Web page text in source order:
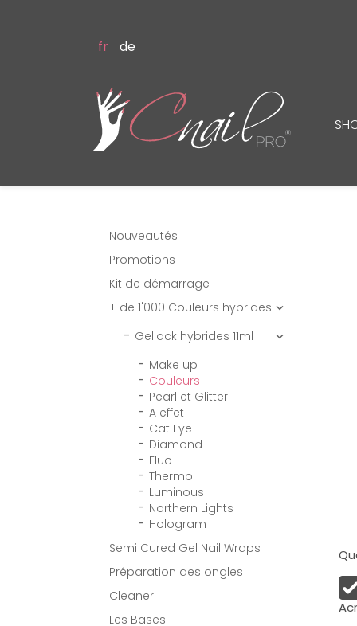
fr de
Nouveautés
Promotions
Kit de démarrage
+ de 1'000 Couleurs hybrides 
Gellack hybrides 11ml 
Make up
Couleurs
Pearl et Glitter
A effet
Cat Eye
Diamond
Fluo
Thermo
Luminous
Northern Lights
Hologram
Semi Cured Gel Nail Wraps
Préparation des ongles
Cleaner
Les Bases